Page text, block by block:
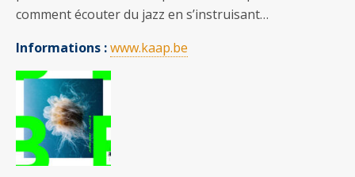
comment écouter du jazz en s’instruisant…
Informations :www.kaap.be